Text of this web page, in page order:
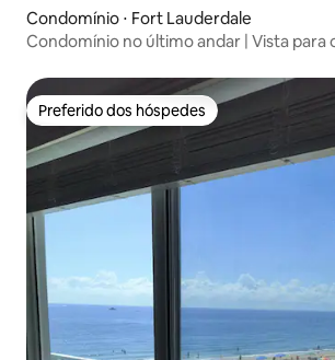
Condomínio ⋅ Fort Lauderdale
Condomínio no último andar | Vista para
Preferido dos hóspedes
Preferido dos hóspedes